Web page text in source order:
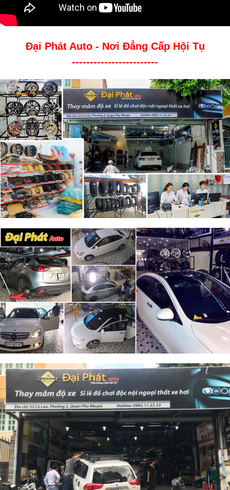
Đại Phát Auto - Nơi Đẳng Cấp Hội Tụ
------------------------